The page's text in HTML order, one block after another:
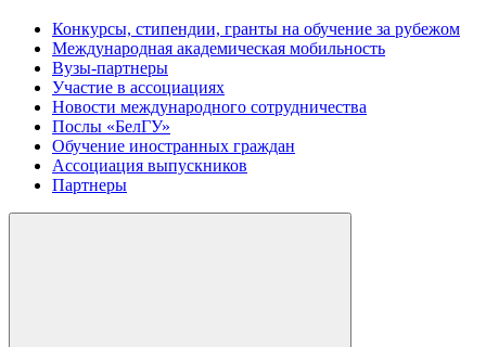
Конкурсы, стипендии, гранты на обучение за рубежом
Международная академическая мобильность
Вузы-партнеры
Участие в ассоциациях
Новости международного сотрудничества
Послы «БелГУ»
Обучение иностранных граждан
Ассоциация выпускников
Партнеры